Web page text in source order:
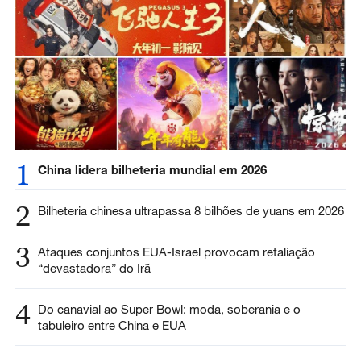
1 China lidera bilheteria mundial em 2026
2 Bilheteria chinesa ultrapassa 8 bilhões de yuans em 2026
3 Ataques conjuntos EUA-Israel provocam retaliação
“devastadora” do Irã
4 Do canavial ao Super Bowl: moda, soberania e o
tabuleiro entre China e EUA